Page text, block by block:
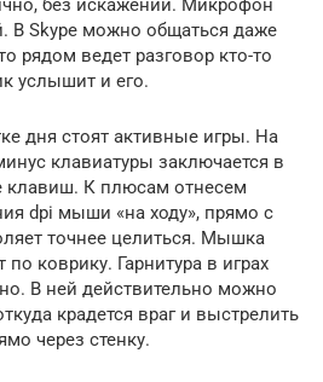
В Skype можно общаться даже
рядом ведет разговор кто-то
услышит и его.
дня стоят активные игры. На
клавиатуры заключается в
клавиш. К плюсам отнесем
dpi мыши «на ходу», прямо с
точнее целиться. Мышка
коврику. Гарнитура в играх
В ней действительно можно
крадется враг и выстрелить
через стенку.